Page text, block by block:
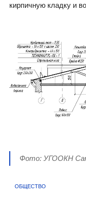
кирпичную кладку и
Фото: УГООКН
ОБЩЕСТВО